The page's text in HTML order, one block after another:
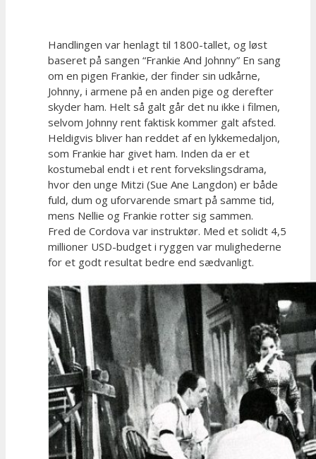
Handlingen var henlagt til 1800-tallet, og løst
baseret på sangen “Frankie And Johnny” En sang
om en pigen Frankie, der finder sin udkårne,
Johnny, i armene på en anden pige og derefter
skyder ham. Helt så galt går det nu ikke i filmen,
selvom Johnny rent faktisk kommer galt afsted.
Heldigvis bliver han reddet af en lykkemedaljon,
som Frankie har givet ham. Inden da er et
kostumebal endt i et rent forvekslingsdrama,
hvor den unge Mitzi (Sue Ane Langdon) er både
fuld, dum og uforvarende smart på samme tid,
mens Nellie og Frankie rotter sig sammen.
Fred de Cordova var instruktør. Med et solidt 4,5
millioner USD-budget i ryggen var mulighederne
for et godt resultat bedre end sædvanligt.